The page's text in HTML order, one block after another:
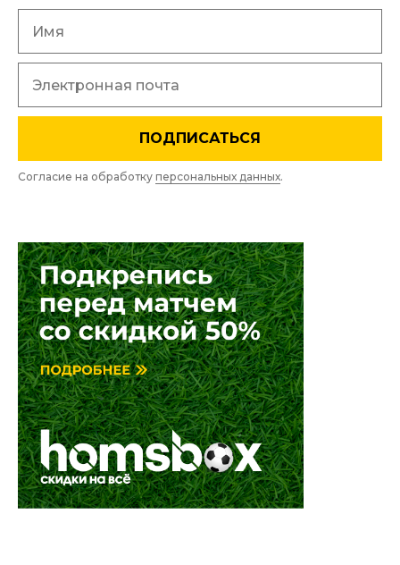
ПОДПИСАТЬСЯ
Согласие на обработку персональных данных.